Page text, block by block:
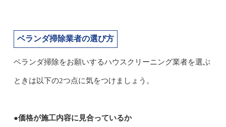
ベランダ掃除業者の選び方
ベランダ掃除をお願いするハウスクリーニング業者を選ぶ
ときは以下の2つ点に気をつけましょう。
●価格が施工内容に見合っているか